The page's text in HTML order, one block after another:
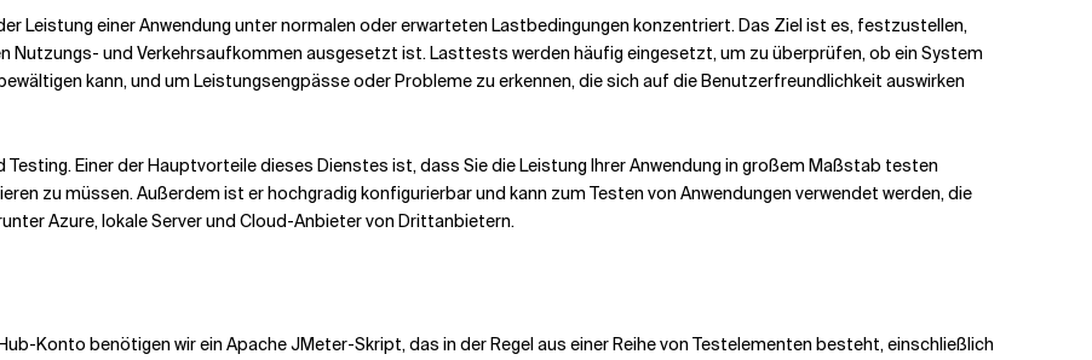
Leistung einer Anwendung unter normalen oder erwarteten Lastbedingungen konzentriert. Das Ziel ist es, festzustellen,
Nutzungs- und Verkehrsaufkommen ausgesetzt ist. Lasttests werden häufig eingesetzt, um zu überprüfen, ob ein System
kann, und um Leistungsengpässe oder Probleme zu erkennen, die sich auf die Benutzerfreundlichkeit auswirken
Einer der Hauptvorteile dieses Dienstes ist, dass Sie die Leistung Ihrer Anwendung in großem Maßstab testen
zu müssen. Außerdem ist er hochgradig konfigurierbar und kann zum Testen von Anwendungen verwendet werden, die
Azure, lokale Server und Cloud-Anbieter von Drittanbietern.
Konto benötigen wir ein Apache JMeter-Skript, das in der Regel aus einer Reihe von Testelementen besteht, einschließlich